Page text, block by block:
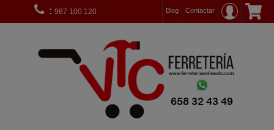
Contactar
: 987 100 120 Blog